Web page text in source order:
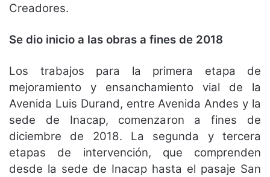
Creadores.
Se dio inicio a las obras a fines de 2018
Los trabajos para la primera etapa de
mejoramiento y ensanchamiento vial de la
Avenida Luis Durand, entre Avenida Andes y la
sede de Inacap, comenzaron a fines de
diciembre de 2018. La segunda y tercera
etapas de intervención, que comprenden
desde la sede de Inacap hasta el pasaje San